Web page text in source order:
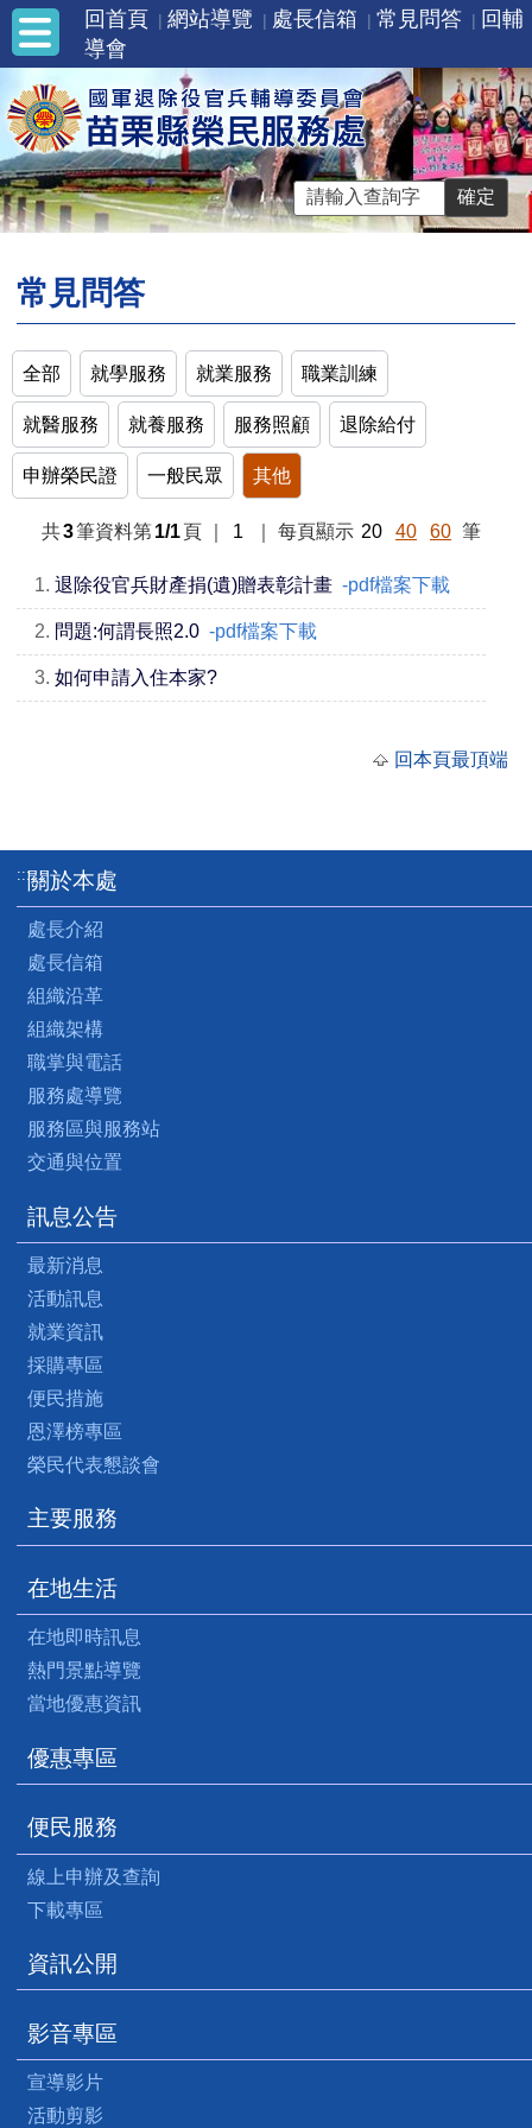
回首頁 網站導覽 處長信箱 常見問答
回輔
導會
常見問答
全部 就學服務 就業服務 職業訓練
就醫服務 就養服務 服務照顧 退除給付
申辦榮民證 一般民眾 其他
共3筆資料第1/1頁 1 每頁顯示 20 40 60 筆
1. 退除役官兵財產捐(遺)贈表彰計畫 -pdf檔案下載
2. 問題:何謂長照2.0 -pdf檔案下載
3. 如何申請入住本家?
回本頁最頂端
:::關於本處
處長介紹
處長信箱
組織沿革
組織架構
職掌與電話
服務處導覽
服務區與服務站
交通與位置
訊息公告
最新消息
活動訊息
就業資訊
採購專區
便民措施
恩澤榜專區
榮民代表懇談會
主要服務
在地生活
在地即時訊息
熱門景點導覽
當地優惠資訊
優惠專區
便民服務
線上申辦及查詢
下載專區
資訊公開
影音專區
宣導影片
活動剪影